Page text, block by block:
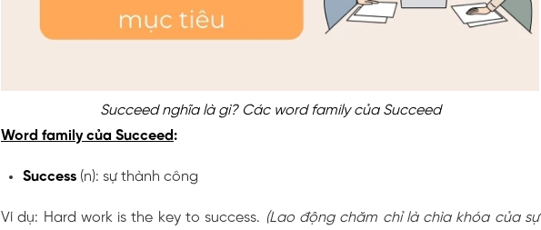
Succeed nghĩa là gì? Các word family của Succeed
Word family của Succeed:
Success (n): sự thành công
Ví dụ: Hard work is the key to success. (Lao động chăm chỉ là chìa khóa của sự